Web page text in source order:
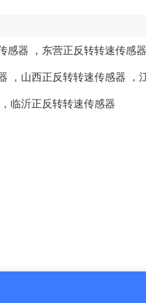
感器 ， 东营正反转转速传感器
， 山西正反转转速传感器 ，
， 临沂正反转转速传感器